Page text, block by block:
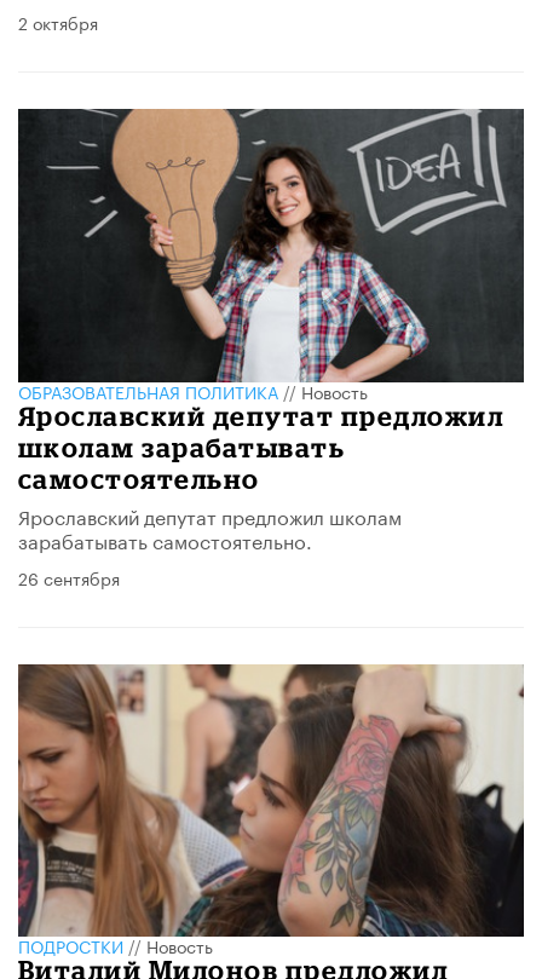
2 октября
ОБРАЗОВАТЕЛЬНАЯ ПОЛИТИКА//Новость
Ярославский депутат предложил
школам зарабатывать
самостоятельно
Ярославский депутат предложил школам
зарабатывать самостоятельно.
26 сентября
ПОДРОСТКИ//Новость
Виталий Милонов предложил